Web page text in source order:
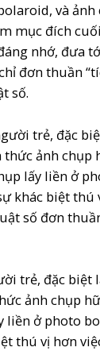
và
mục đích
nhớ, đưa
đơn thuần
số.
trẻ, đặc biệt
ảnh chụp
liền ở photo
thú vị hơn